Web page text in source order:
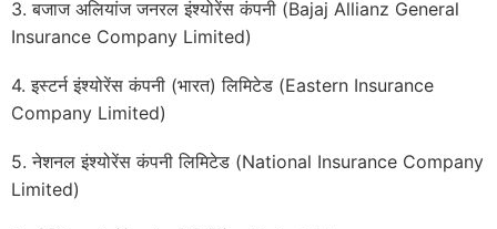
3. बजाज अलियांज जनरल इंश्योरेंस कंपनी (Bajaj Allianz General
Insurance Company Limited)
4. इस्टर्न इंश्योरेंस कंपनी (भारत) लिमिटेड (Eastern Insurance
Company Limited)
5. नेशनल इंश्योरेंस कंपनी लिमिटेड (National Insurance Company
Limited)